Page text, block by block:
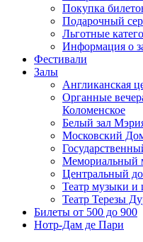
Покупка
Подарочный
Льготные
Информация о
Фестивали
Залы
Англиканская
Органные
Коломенское
Белый зал
Московский
Мемориальный
Центральный
Театр музыки
Театр Терезы
Билеты от 500 до 900
Нотр-Дам де Пари